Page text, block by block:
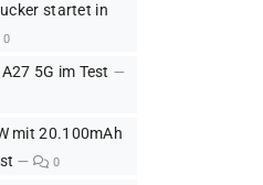
startet in
0
5G im Test
mit 20.100mAh
0